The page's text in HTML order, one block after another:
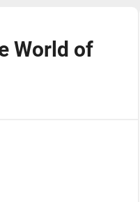
World of